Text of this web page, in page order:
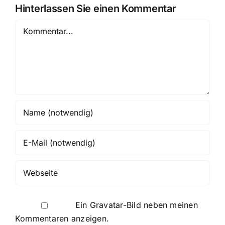
Hinterlassen Sie einen Kommentar
Kommentar
Ein Gravatar-Bild neben meinen
Kommentaren anzeigen.